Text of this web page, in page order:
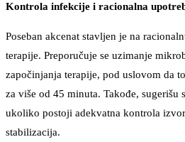
Kontrola infekcije i racionalna
Poseban akcenat stavljen je na
terapije. Preporučuje se uzimanje
započinjanja terapije, pod uslovom da
za više od 45 minuta. Takođe, sugerišu
ukoliko postoji adekvatna kontrola
stabilizacija.